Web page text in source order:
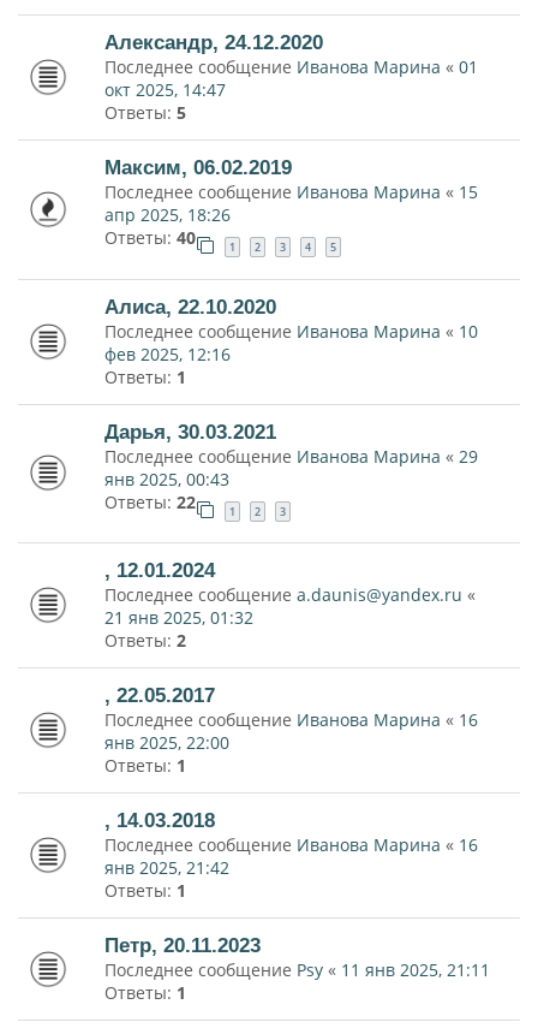
Александр, 24.12.2020
Последнее сообщение Иванова Марина « 01
окт 2025, 14:47
Ответы: 5
Максим, 06.02.2019
Последнее сообщение Иванова Марина « 15
апр 2025, 18:26
Ответы: 40 1 2 3 4 5
Алиса, 22.10.2020
Последнее сообщение Иванова Марина « 10
фев 2025, 12:16
Ответы: 1
Дарья, 30.03.2021
Последнее сообщение Иванова Марина « 29
янв 2025, 00:43
Ответы: 22 1 2 3
, 12.01.2024
Последнее сообщение a.daunis@yandex.ru «
21 янв 2025, 01:32
Ответы: 2
, 22.05.2017
Последнее сообщение Иванова Марина « 16
янв 2025, 22:00
Ответы: 1
, 14.03.2018
Последнее сообщение Иванова Марина « 16
янв 2025, 21:42
Ответы: 1
Петр, 20.11.2023
Последнее сообщение Psy « 11 янв 2025, 21:11
Ответы: 1